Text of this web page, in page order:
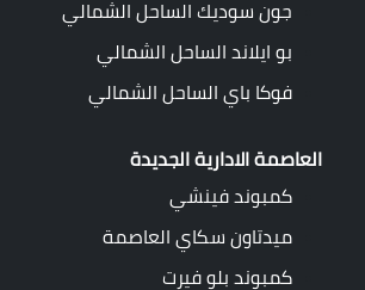
جون سوديك الساحل الشمالي
بو ايلاند الساحل الشمالي
فوكا باي الساحل الشمالي
العاصمة الادارية الجديدة
كمبوند فينشي
ميدتاون سكاي العاصمة
كمبوند بلو فيرت